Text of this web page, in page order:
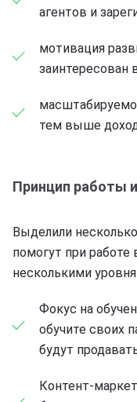
агентов и
мотивация
заинтересован
тем выше
Принцип работы
Выделили
помогут при
несколькими
Фокус на
обучите своих
будут
Контент-